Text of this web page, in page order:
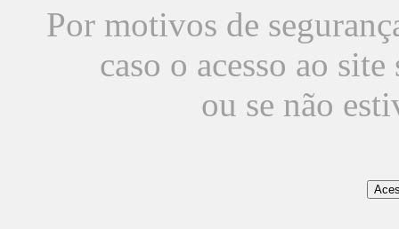
Por motivos de
caso o acesso ao
ou se não